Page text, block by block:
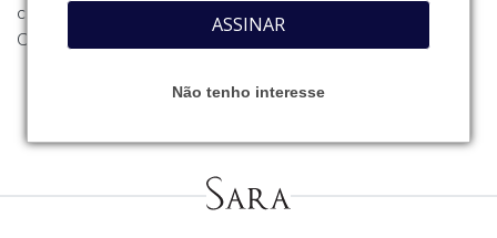
ASSINAR
Não tenho interesse
contato com o nosso atendimento através do nosso
Conosco